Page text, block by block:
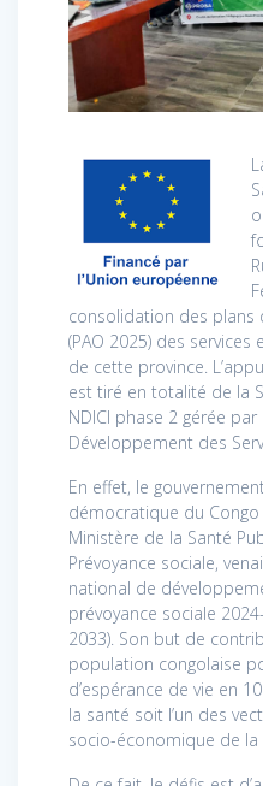
consolidation des plans
(PAO 2025) des
de cette province.
est tiré en totalité de la
NDICI phase 2 gérée
Développement des
En effet, le
démocratique du Congo
Ministère de la Santé
Prévoyance sociale,
national de
prévoyance sociale
2033). Son but de
population congolaise
d’espérance de vie en
la santé soit l’un des
socio-économique de la